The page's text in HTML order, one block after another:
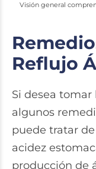
Visión general
Reflujo
Si desea
algunos
puede tratar
acidez
producción de